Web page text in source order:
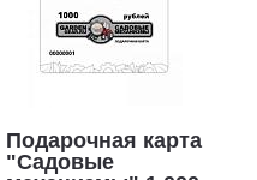
Подарочная карта
"Садовые